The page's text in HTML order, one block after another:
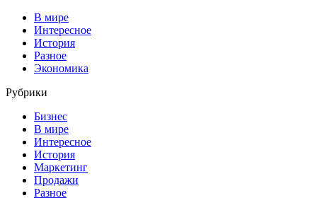
В мире
Интересное
История
Разное
Экономика
Рубрики
Бизнес
В мире
Интересное
История
Маркетинг
Продажи
Разное